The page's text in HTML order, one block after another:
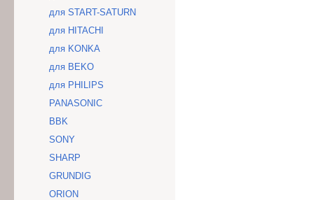
для START-SATURN
для HITACHI
для KONKA
для BEKO
для PHILIPS
PANASONIC
BBK
SONY
SHARP
GRUNDIG
ORION